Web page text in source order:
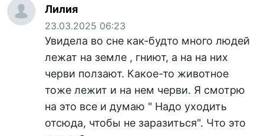
Лилия
23.03.2025 06:23
Увидела во сне как-будто много людей
лежат на земле , гниют, а на на них
черви ползают. Какое-то животное
тоже лежит и на нем черви. Я смотрю
на это все и думаю " Надо уходить
отсюда, чтобы не заразиться". Что это